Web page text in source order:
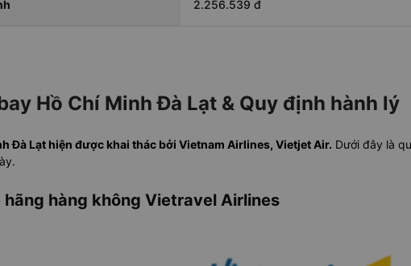
2.256.539 đ
Hồ Chí Minh Đà Lạt & Quy định hành lý
Đà Lạt hiện được khai thác bởi Vietnam Airlines, Vietjet Air. Dưới đây là
hãng hàng không Vietravel Airlines